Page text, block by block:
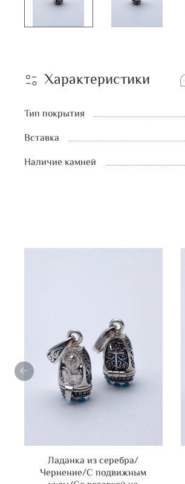
Характеристики
Тип покрытия
Вставка
Наличие камней
Ладанка из серебра/
Чернение/С подвижным